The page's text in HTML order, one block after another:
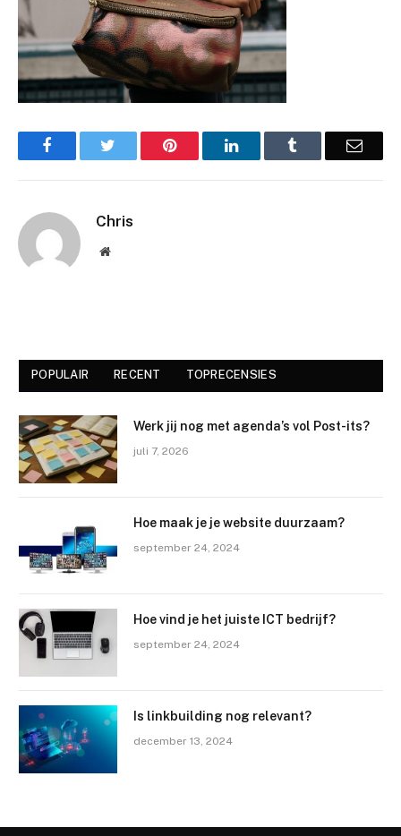
Facebook Pinterest LinkedIn Email
Chris
Website
POPULAIR RECENT TOPRECENSIES
Werk jij nog met agenda’s vol Post-its?
juli 7, 2026
Hoe maak je je website duurzaam?
september 24, 2024
Hoe vind je het juiste ICT bedrijf?
september 24, 2024
Is linkbuilding nog relevant?
december 13, 2024